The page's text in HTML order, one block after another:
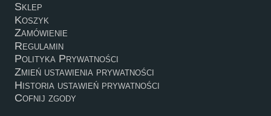
Sklep
Koszyk
Zamówienie
Regulamin
Polityka Prywatności
Zmień ustawienia prywatności
Historia ustawień prywatności
Cofnij zgody